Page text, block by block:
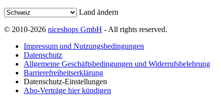
Land ändern
© 2010-2026 niceshops GmbH - All rights reserved.
Impressum und Nutzungsbedingungen
Datenschutz
Allgemeine Geschäftsbedingungen und Widerrufsbelehrung
Barrierefreiheitserklärung
Datenschutz-Einstellungen
Abo-Verträge hier kündigen